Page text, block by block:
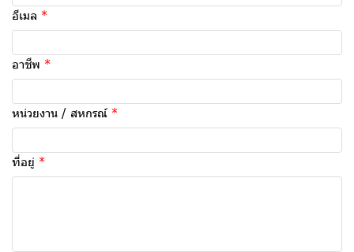
อีเมล
อาชีพ
หน่วยงาน / สหกรณ์
ที่อยู่